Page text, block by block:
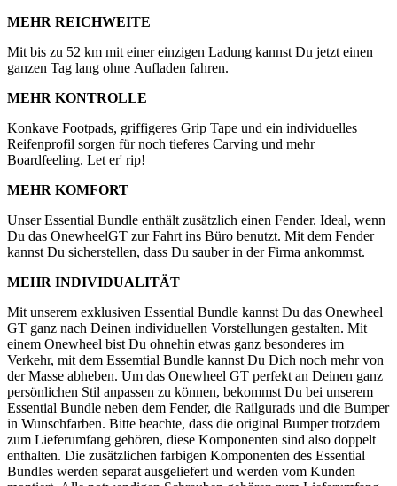
MEHR REICHWEITE
Mit bis zu 52 km mit einer einzigen Ladung kannst Du jetzt einen
ganzen Tag lang ohne Aufladen fahren.
MEHR KONTROLLE
Konkave Footpads, griffigeres Grip Tape und ein individuelles
Reifenprofil sorgen für noch tieferes Carving und mehr
Boardfeeling. Let er' rip!
MEHR KOMFORT
Unser Essential Bundle enthält zusätzlich einen Fender. Ideal, wenn
Du das OnewheelGT zur Fahrt ins Büro benutzt. Mit dem Fender
kannst Du sicherstellen, dass Du sauber in der Firma ankommst.
MEHR INDIVIDUALITÄT
Mit unserem exklusiven Essential Bundle kannst Du das Onewheel
GT ganz nach Deinen individuellen Vorstellungen gestalten. Mit
einem Onewheel bist Du ohnehin etwas ganz besonderes im
Verkehr, mit dem Essemtial Bundle kannst Du Dich noch mehr von
der Masse abheben. Um das Onewheel GT perfekt an Deinen ganz
persönlichen Stil anpassen zu können, bekommst Du bei unserem
Essential Bundle neben dem Fender, die Railgurads und die Bumper
in Wunschfarben. Bitte beachte, dass die original Bumper trotzdem
zum Lieferumfang gehören, diese Komponenten sind also doppelt
enthalten. Die zusätzlichen farbigen Komponenten des Essential
Bundles werden separat ausgeliefert und werden vom Kunden